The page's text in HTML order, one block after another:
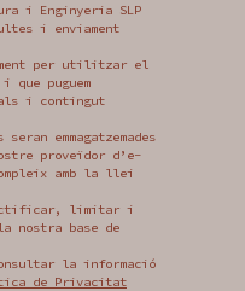
i Enginyeria SLP
i enviament
per utilitzar el
puguem
i contingut
emmagatzemades
proveïdor d’e-
amb la llei
limitar i
nostra base de
la informació
de Privacitat